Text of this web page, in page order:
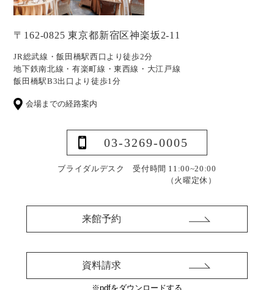
〒162-0825 東京都新宿区神楽坂2-11
JR総武線・飯田橋駅西口より徒歩2分
地下鉄南北線・有楽町線・東西線・大江戸線
飯田橋駅B3出口より徒歩1分
会場までの経路案内
03-3269-0005
ブライダルデスク 受付時間 11:00~20:00
（火曜定休）
来館予約
資料請求
※pdfをダウンロードする